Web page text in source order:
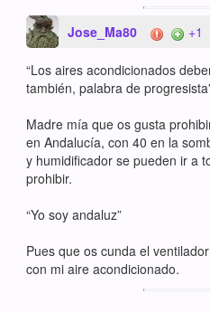
Jose_Ma80 +1
“Los aires acondicionados
también, palabra de
Madre mía que os gusta
en Andalucía, con 40 en la
y humidificador se pueden ir a
prohibir.
“Yo soy andaluz”
Pues que os cunda el
con mi aire acondicionado.